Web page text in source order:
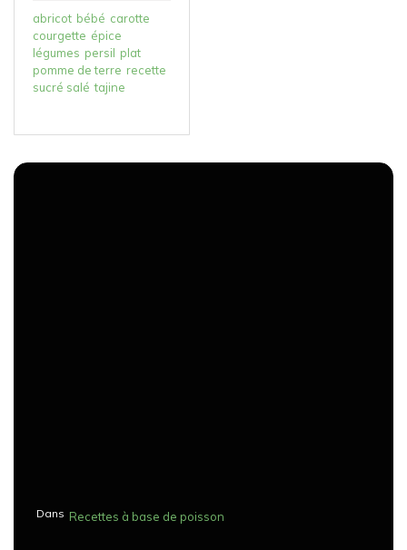
abricot bébé carotte
courgette épice
légumes persil plat
pomme de terre recette
sucré salé tajine
Dans Recettes à base de poisson